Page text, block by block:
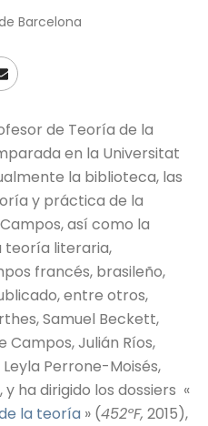
Barcelona
de Teoría de la
en la Universitat
la biblioteca, las
y práctica de la
así como la
teoría literaria,
francés, brasileño,
entre otros,
Samuel Beckett,
Campos, Julián Ríos,
Perrone-Moisés,
y ha dirigido los dossiers «
la teoría » (452ºF, 2015),